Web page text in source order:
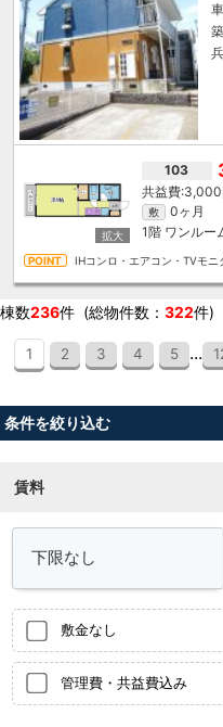
103
3,000
敷 0ヶ月
1階 ワンルー
IHコンロ・エアコン・TVモニ
棟数236件 (総物件数： 322件)
1 2 3 4 5 ...
条件を絞り込む
賃料
敷金なし
管理費・共益費込み